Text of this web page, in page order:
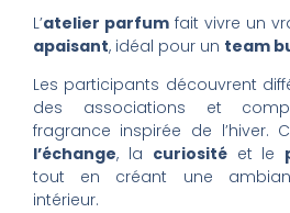
L’atelier parfumfait vivre un
apaisant, idéal pour un team
Les participants découvrent
des associations et
fragrance inspirée de l’hiver.
l’échange, la curiositéet le
tout en créant une
intérieur.